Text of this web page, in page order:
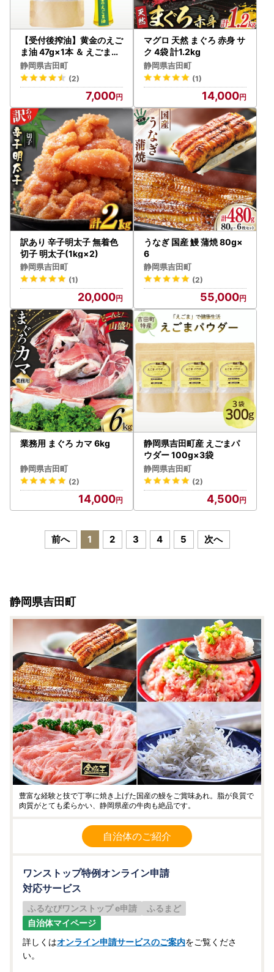
【受付後搾油】黄金のえご
ま油 47g×1本 ＆ えごまパ
ウダー 100g×1袋 セット
静岡県吉田町
(2)
7,000
マグロ 天然 まぐろ 赤身 サ
ク 4袋 計1.2kg
静岡県吉田町
(1)
14,000
訳あり 辛子明太子 無着色
切子 明太子(1kg×2)
静岡県吉田町
(1)
20,000
うなぎ 国産 鰻 蒲焼 80g×
6
静岡県吉田町
(2)
55,000
業務用 まぐろ カマ 6kg
静岡県吉田町
(2)
14,000
静岡県吉田町産 えごまパ
ウダー 100g×3袋
静岡県吉田町
(2)
4,500
前へ 1 2 3 4 5 次へ
静岡県吉田町
豊富な経験と技で丁寧に焼き上げた国産の鰻をご賞味あれ。脂が良質で
肉質がとても柔らかい、静岡県産の牛肉も絶品です。
自治体のご紹介
ワンストップ特例オンライン申請
対応サービス
ふるなびワンストップ e申請
ふるまど
自治体マイページ
詳しくはオンライン申請サービスのご案内をご覧くださ
い。